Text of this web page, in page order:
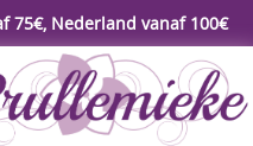
75€, Nederland vanaf 100€